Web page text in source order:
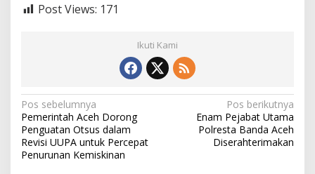
Post Views: 171
Ikuti Kami
N
a
v
Pos sebelumnya
Pemerintah Aceh Dorong
Penguatan Otsus dalam
Revisi UUPA untuk Percepat
Penurunan Kemiskinan
Pos berikutnya
Enam Pejabat Utama
Polresta Banda Aceh
Diserahterimakan